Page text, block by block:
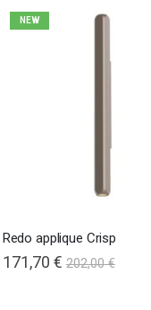
NEW
Redo applique Crisp
171,70 € 202,00 €